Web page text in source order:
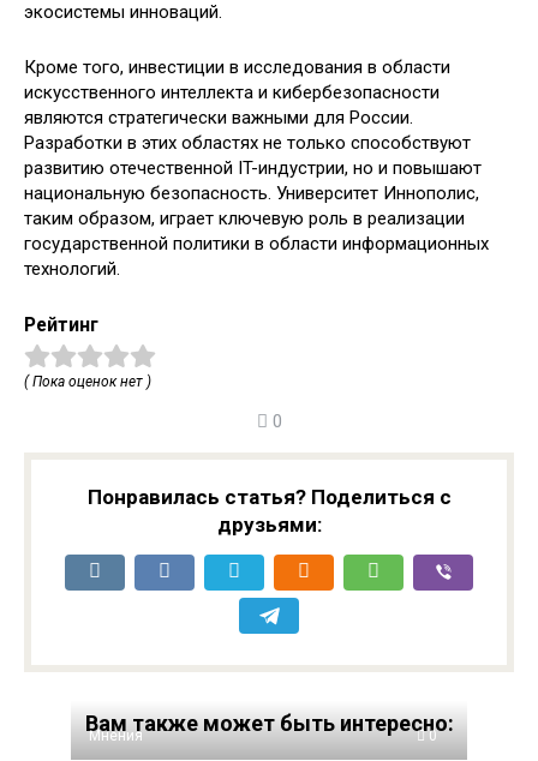
экосистемы инноваций.
Кроме того, инвестиции в исследования в области
искусственного интеллекта и кибербезопасности
являются стратегически важными для России.
Разработки в этих областях не только способствуют
развитию отечественной IT-индустрии, но и повышают
национальную безопасность. Университет Иннополис,
таким образом, играет ключевую роль в реализации
государственной политики в области информационных
технологий.
Рейтинг
( Пока оценок нет )
0
Понравилась статья? Поделиться с
друзьями:
Вам также может быть интересно:
Мнения 0